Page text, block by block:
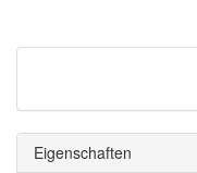
Eigenschaften